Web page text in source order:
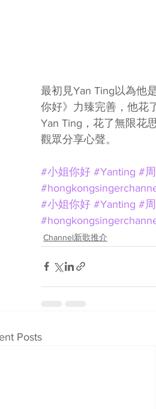
最初見Yan Ting以為他
你好》力臻完善，他花
Yan Ting，花了無限花
觀眾分享心聲。
#小姐你好 #Yanting #
#小姐你好 #Yanting #
Channel新歌推介
Posts